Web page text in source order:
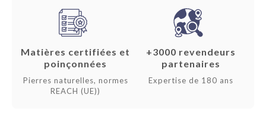
Matières certifiées et
poinçonnées
Pierres naturelles, normes
REACH (UE))
+3000 revendeurs
partenaires
Expertise de 180 ans